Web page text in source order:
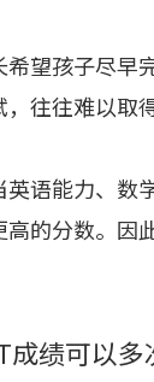
希望孩子尽早
，往往难以取
英语能力、数
高的分数。因
成绩可以多